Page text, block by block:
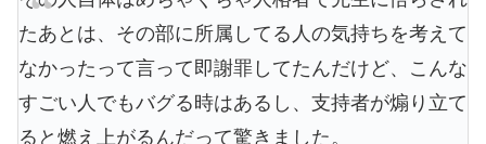
たあとは、その部に所属してる人の気持ちを考えて
なかったって言って即謝罪してたんだけど、こんな
すごい人でもバグる時はあるし、支持者が煽り立て
ると燃え上がるんだって驚きました。